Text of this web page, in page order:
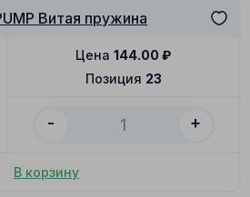
Витая пружина
Позиция 23
Цена 144.00 ₽
- +
В корзину